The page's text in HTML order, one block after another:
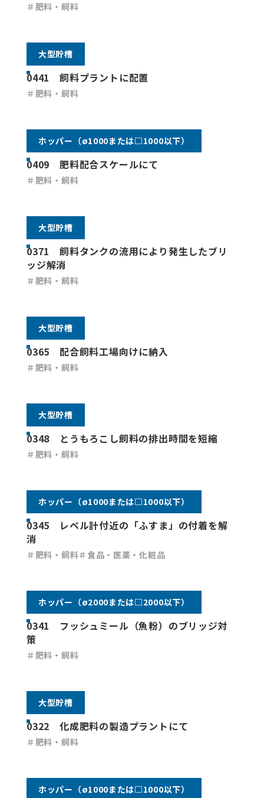
＃肥料・飼料
大型貯槽
0441 飼料プラントに配置
＃肥料・飼料
ホッパー（ø1000または□1000以下）
0409 肥料配合スケールにて
＃肥料・飼料
大型貯槽
0371 飼料タンクの流用により発生したブリ
ッジ解消
＃肥料・飼料
大型貯槽
0365 配合飼料工場向けに納入
＃肥料・飼料
大型貯槽
0348 とうもろこし飼料の排出時間を短縮
＃肥料・飼料
ホッパー（ø1000または□1000以下）
0345 レベル計付近の「ふすま」の付着を解
消
＃肥料・飼料＃食品・医薬・化粧品
ホッパー（ø2000または□2000以下）
0341 フッシュミール（魚粉）のブリッジ対
策
＃肥料・飼料
大型貯槽
0322 化成肥料の製造プラントにて
＃肥料・飼料
ホッパー（ø1000または□1000以下）